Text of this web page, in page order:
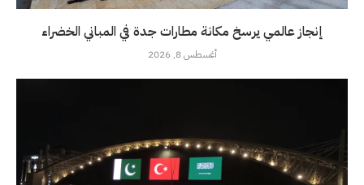
إنجاز عالمي يرسخ مكانة مطارات جدة في المباني الخضراء
أغسطس 8, 2026